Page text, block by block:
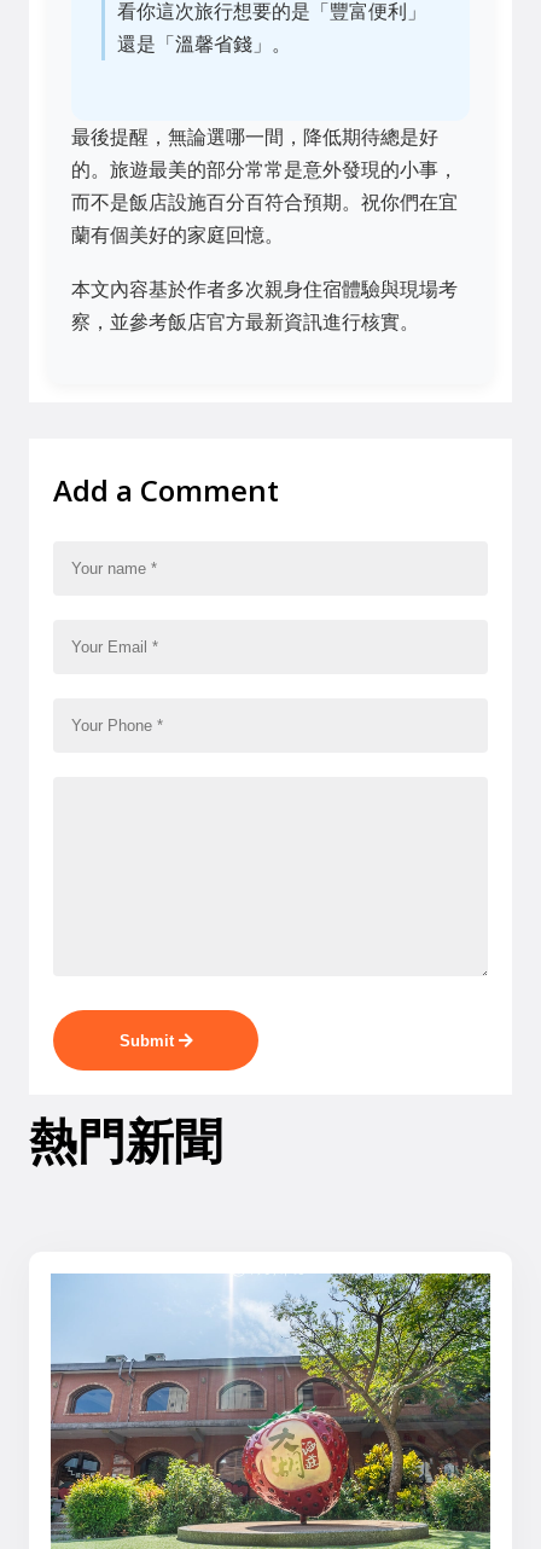
看你這次旅行想要的是「豐富便利」
還是「溫馨省錢」。
最後提醒，無論選哪一間，降低期待總是好
的。旅遊最美的部分常常是意外發現的小事，
而不是飯店設施百分百符合預期。祝你們在宜
蘭有個美好的家庭回憶。
本文內容基於作者多次親身住宿體驗與現場考
察，並參考飯店官方最新資訊進行核實。
Add a Comment
Submit
熱門新聞